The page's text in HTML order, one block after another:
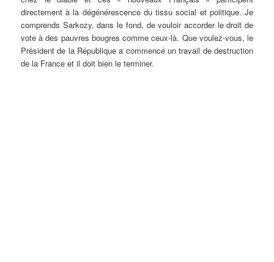
directement à la dégénérescence du tissu social et politique. Je
comprends Sarkozy, dans le fond, de vouloir accorder le droit de
vote à des pauvres bougres comme ceux-là. Que voulez-vous, le
Président de la République a commencé un travail de destruction
de la France et il doit bien le terminer.